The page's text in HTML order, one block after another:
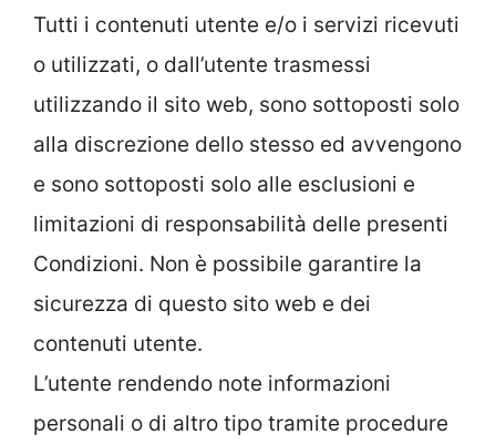
Tutti i contenuti utente e/o i servizi ricevuti
o utilizzati, o dall’utente trasmessi
utilizzando il sito web, sono sottoposti solo
alla discrezione dello stesso ed avvengono
e sono sottoposti solo alle esclusioni e
limitazioni di responsabilità delle presenti
Condizioni. Non è possibile garantire la
sicurezza di questo sito web e dei
contenuti utente.
L’utente rendendo note informazioni
personali o di altro tipo tramite procedure